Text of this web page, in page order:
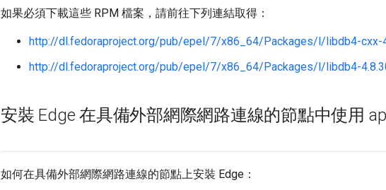
如果必須下載這些 RPM 檔案，請前往下列連結取得：
http://dl.fedoraproject.org/pub/epel/7/x86_64/Packages/l/libdb4-cxx-
http://dl.fedoraproject.org/pub/epel/7/x86_64/Packages/l/libdb4-
安裝 Edge 在具備外部網際網路連線的節點中使用
如何在具備外部網際網路連線的節點上安裝 Edge：